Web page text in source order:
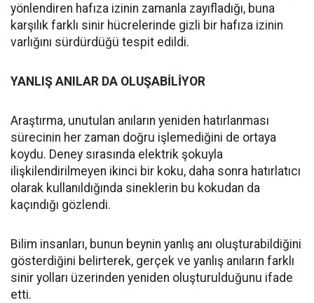
yönlendiren hafıza izinin zamanla zayıfladığı, buna
karşılık farklı sinir hücrelerinde gizli bir hafıza izinin
varlığını sürdürdüğü tespit edildi.
YANLIŞ ANILAR DA OLUŞABİLİYOR
Araştırma, unutulan anıların yeniden hatırlanması
sürecinin her zaman doğru işlemediğini de ortaya
koydu. Deney sırasında elektrik şokuyla
ilişkilendirilmeyen ikinci bir koku, daha sonra hatırlatıcı
olarak kullanıldığında sineklerin bu kokudan da
kaçındığı gözlendi.
Bilim insanları, bunun beynin yanlış anı oluşturabildiğini
gösterdiğini belirterek, gerçek ve yanlış anıların farklı
sinir yolları üzerinden yeniden oluşturulduğunu ifade
etti.